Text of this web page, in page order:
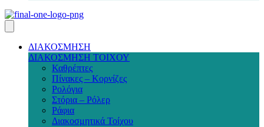
ΔΙΑΚΟΣΜΗΣΗ
ΔΙΑΚΟΣΜΗΣΗ ΤΟΙΧΟΥ
Καθρέπτες
Πίνακες – Κορνίζες
Ρολόγια
Στόρια – Ρόλερ
Ράφια
Διακοσμητικά Τοίχου